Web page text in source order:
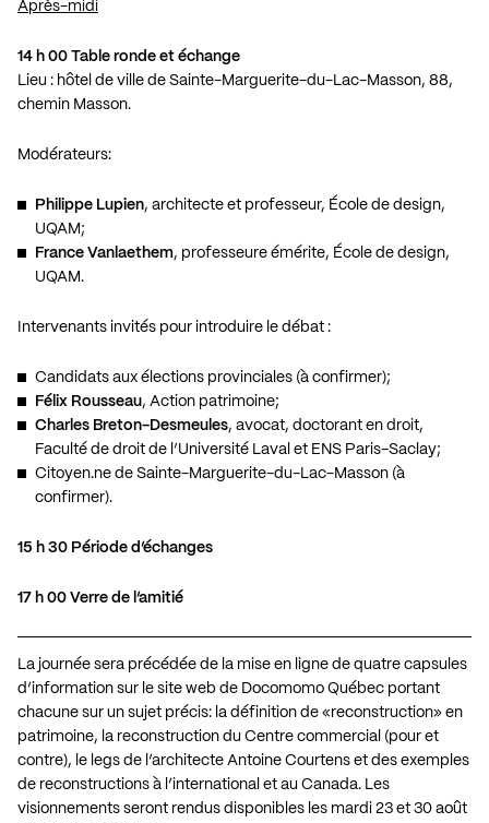
Après-midi
14 h 00 Table ronde et échange
Lieu : hôtel de ville de Sainte-Marguerite-du-Lac-Masson, 88,
chemin Masson.
Modérateurs:
Philippe Lupien, architecte et professeur, École de design,
UQAM;
France Vanlaethem, professeure émérite, École de design,
UQAM.
Intervenants invités pour introduire le débat :
Candidats aux élections provinciales (à confirmer);
Félix Rousseau, Action patrimoine;
Charles Breton-Desmeules, avocat, doctorant en droit,
Faculté de droit de l’Université Laval et ENS Paris-Saclay;
Citoyen.ne de Sainte-Marguerite-du-Lac-Masson (à
confirmer).
15 h 30 Période d’échanges
17 h 00 Verre de l’amitié
La journée sera précédée de la mise en ligne de quatre capsules
d’information sur le site web de Docomomo Québec portant
chacune sur un sujet précis: la définition de «reconstruction» en
patrimoine, la reconstruction du Centre commercial (pour et
contre), le legs de l’architecte Antoine Courtens et des exemples
de reconstructions à l’international et au Canada. Les
visionnements seront rendus disponibles les mardi 23 et 30 août